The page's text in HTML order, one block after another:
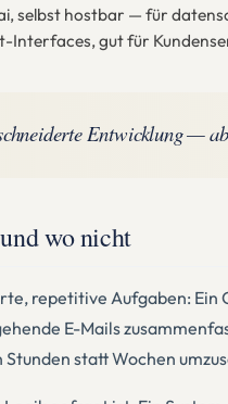
selbst hostbar — für
Interfaces, gut für
Entwicklung —
wo nicht
repetitive Aufgaben:
E-Mails
statt Wochen